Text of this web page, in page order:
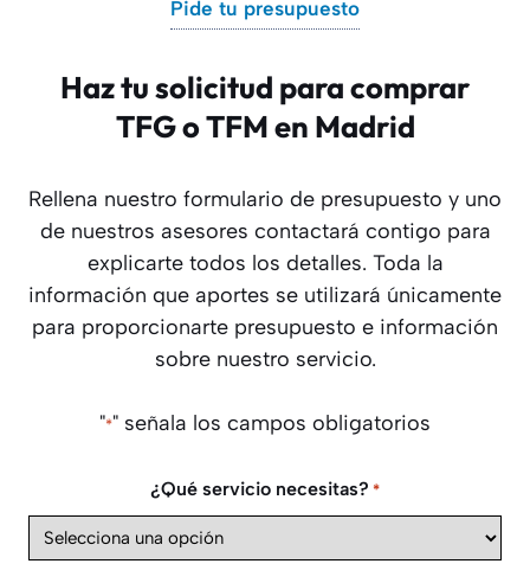
Pide tu presupuesto
Haz tu solicitud para comprar
TFG o TFM en Madrid
Rellena nuestro formulario de presupuesto y uno
de nuestros asesores contactará contigo para
explicarte todos los detalles. Toda la
información que aportes se utilizará únicamente
para proporcionarte presupuesto e información
sobre nuestro servicio.
"*" señala los campos obligatorios
¿Qué servicio necesitas? *